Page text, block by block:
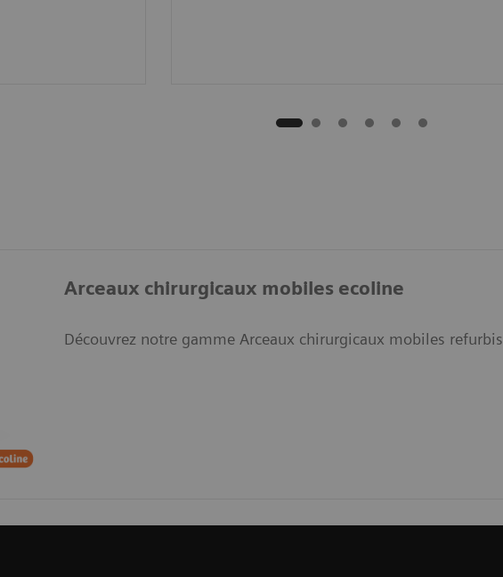
Arceaux chirurgicaux mobiles ecoline
Découvrez notre gamme Arceaux chirurgicaux mobiles